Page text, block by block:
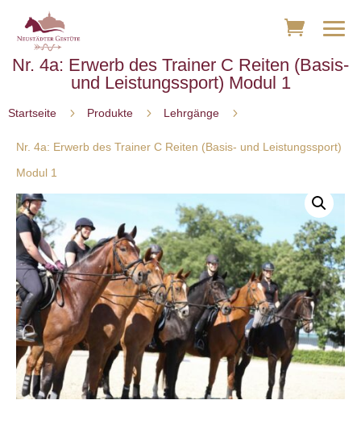
Nr. 4a: Erwerb des Trainer C Reiten (Basis-
und Leistungssport) Modul 1
Startseite 5 Produkte 5 Lehrgänge 5
Nr. 4a: Erwerb des Trainer C Reiten (Basis- und Leistungssport)
Modul 1